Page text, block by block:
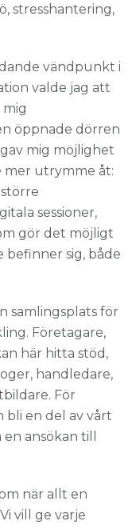
stresshantering,
vändpunkt i
valde jag att
öppnade dörren
mig möjlighet
mer utrymme åt:
sessioner,
gör det möjligt
befinner sig, både
samlingsplats för
Företagare,
här hitta stöd,
handledare,
För
bli en del av vårt
ansökan till
när allt en
vill ge varje